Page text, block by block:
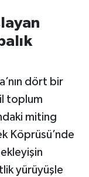
dört bir
toplum
miting
Köprüsü’nde
yürüyüşle